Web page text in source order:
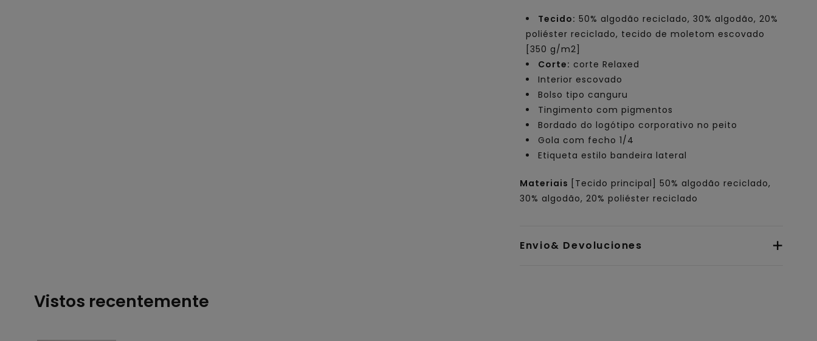
Tecido: 50% algodão reciclado, 30% algodão, 20%
poliéster reciclado, tecido de moletom escovado
[350 g/m2]
Corte: corte Relaxed
Interior escovado
Bolso tipo canguru
Tingimento com pigmentos
Bordado do logótipo corporativo no peito
Gola com fecho 1/4
Etiqueta estilo bandeira lateral
Materiais
[Tecido principal] 50% algodão reciclado,
30% algodão, 20% poliéster reciclado
Envio& Devoluciones
Vistos recentemente